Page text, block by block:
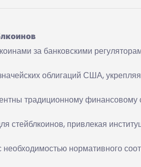
за банковскими
облигаций США,
традиционному
стейблкоинов, привлекая
нормативного